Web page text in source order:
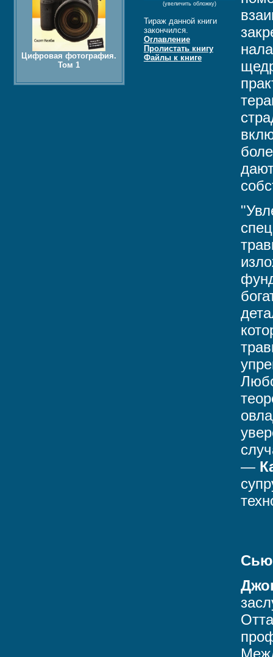
(увеличить обложку)
Тираж данной книги
закончился.
Оглавление
Пролистать книгу
Файлы к книге
—
Цифровая фотография.
Том 1